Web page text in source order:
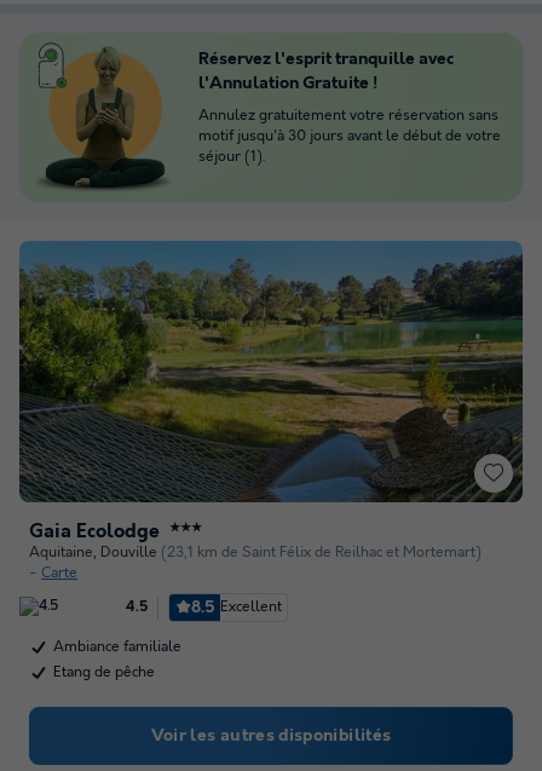
Gaia Ecolodge ★★★
Aquitaine, Douville (23,1 km de Saint Félix de Reilhac et Mortemart)
Carte
4.5 8.5 Excellent
Ambiance familiale
Etang de pêche
Voir les autres disponibilités
Réservez l'esprit tranquille avec
l'Annulation Gratuite !
Annulez gratuitement votre réservation sans
motif jusqu'à 30 jours avant le début de votre
séjour (1).